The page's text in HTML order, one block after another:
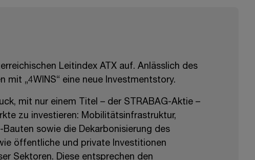
Leitindex ATX auf. Anlässlich des
mit „4WINS“ eine neue Investmentstory.
mit nur einem Titel – der STRABAG-Aktie –
zu investieren: Mobilitätsinfrastruktur,
Bauten sowie die Dekarbonisierung des
öffentliche und private Investitionen
Sektoren. Diese entsprechen den